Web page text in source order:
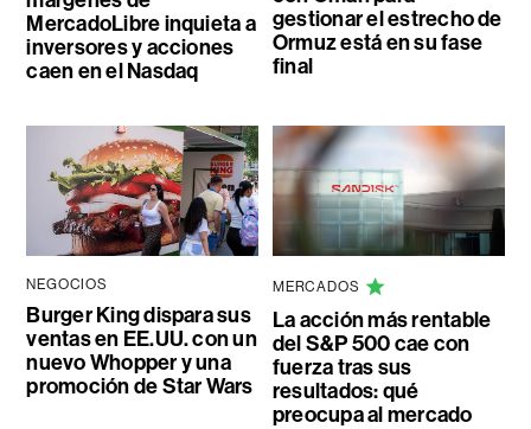
MercadoLibre inquieta a
inversores y acciones
caen en el Nasdaq
gestionar el estrecho de
Ormuz está en su fase
final
NEGOCIOS
Burger King dispara sus
ventas en EE.UU. con un
nuevo Whopper y una
promoción de Star Wars
MERCADOS
La acción más rentable
del S&P 500 cae con
fuerza tras sus
resultados: qué
preocupa al mercado